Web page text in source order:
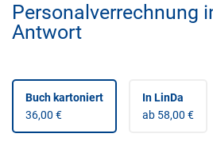
Personalverrechnung
Antwort
Buch kartoniert
36,00 €
In LinDa
ab 58,00 €